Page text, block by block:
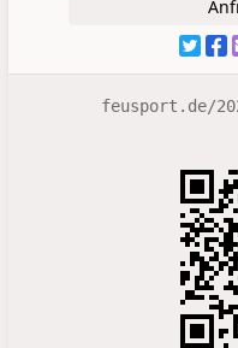
feusport.de/